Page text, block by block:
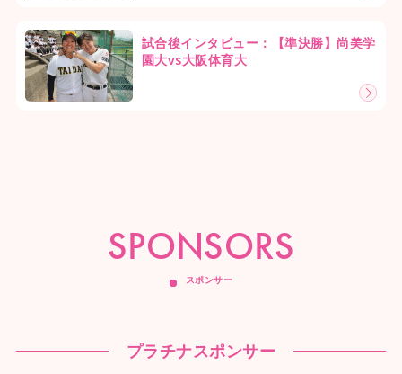
試合後インタビュー：【準決勝】尚美学
園大vs大阪体育大
SPONSORS
スポンサー
プラチナスポンサー